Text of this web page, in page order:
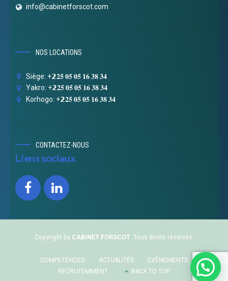
info@cabinetforscot.com
NOS LOCATIONS
Siège: +𝟮𝟐𝟓 𝟎𝟓 𝟎𝟓 𝟏𝟔 𝟑𝟖 𝟑𝟒
Yakro: +𝟮𝟐𝟓 𝟎𝟓 𝟎𝟓 𝟏𝟔 𝟑𝟖 𝟑𝟒
Korhogo: +𝟮𝟐𝟓 𝟎𝟓 𝟎𝟓 𝟏𝟔 𝟑𝟖 𝟑𝟒
CONTACTEZ-NOUS
Liens sociaux
Copyright by CABINET FORSCOT . Tous droits réservés.
COMPETENCES ACTUALITÉS
EVÈNEMENTS
RECRUTEMMENT
BACK TO TOP